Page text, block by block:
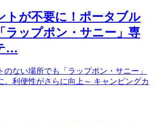
トが不要に！ポータブル
ラップポン・サニー」専
…
のない場所でも「ラップポン・サニー」
。利便性がさらに向上～ キャンピングカ